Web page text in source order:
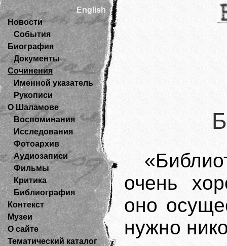
English
Новости
События
Биография
Документы
Сочинения
Именной указатель
Рукописи
О Шаламове
Воспоминания
Исследования
Фотоархив
Аудиозаписи
Фильмы
Критика
Библиография
Контекст
Музеи
О сайте
Тематический каталог
очень
оно
нужно